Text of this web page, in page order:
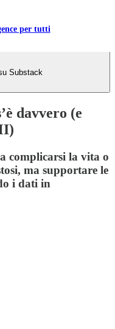
per tutti
Substack
davvero (e
complicarsi la vita o
ma supportare le
i dati in